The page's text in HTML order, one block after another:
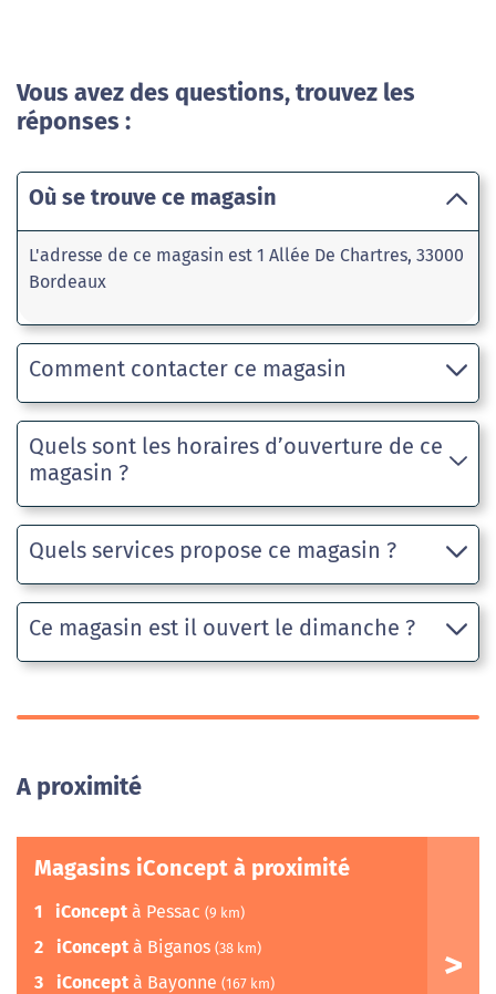
Vous avez des questions, trouvez les
réponses :
Où se trouve ce magasin
L'adresse de ce magasin est 1 Allée De Chartres, 33000
Bordeaux
Comment contacter ce magasin
Quels sont les horaires d’ouverture de ce
magasin ?
Quels services propose ce magasin ?
Ce magasin est il ouvert le dimanche ?
A proximité
Magasins iConcept à proximité
1 iConcept à Pessac (9 km)
2 iConcept à Biganos (38 km)
3 iConcept à Bayonne (167 km)